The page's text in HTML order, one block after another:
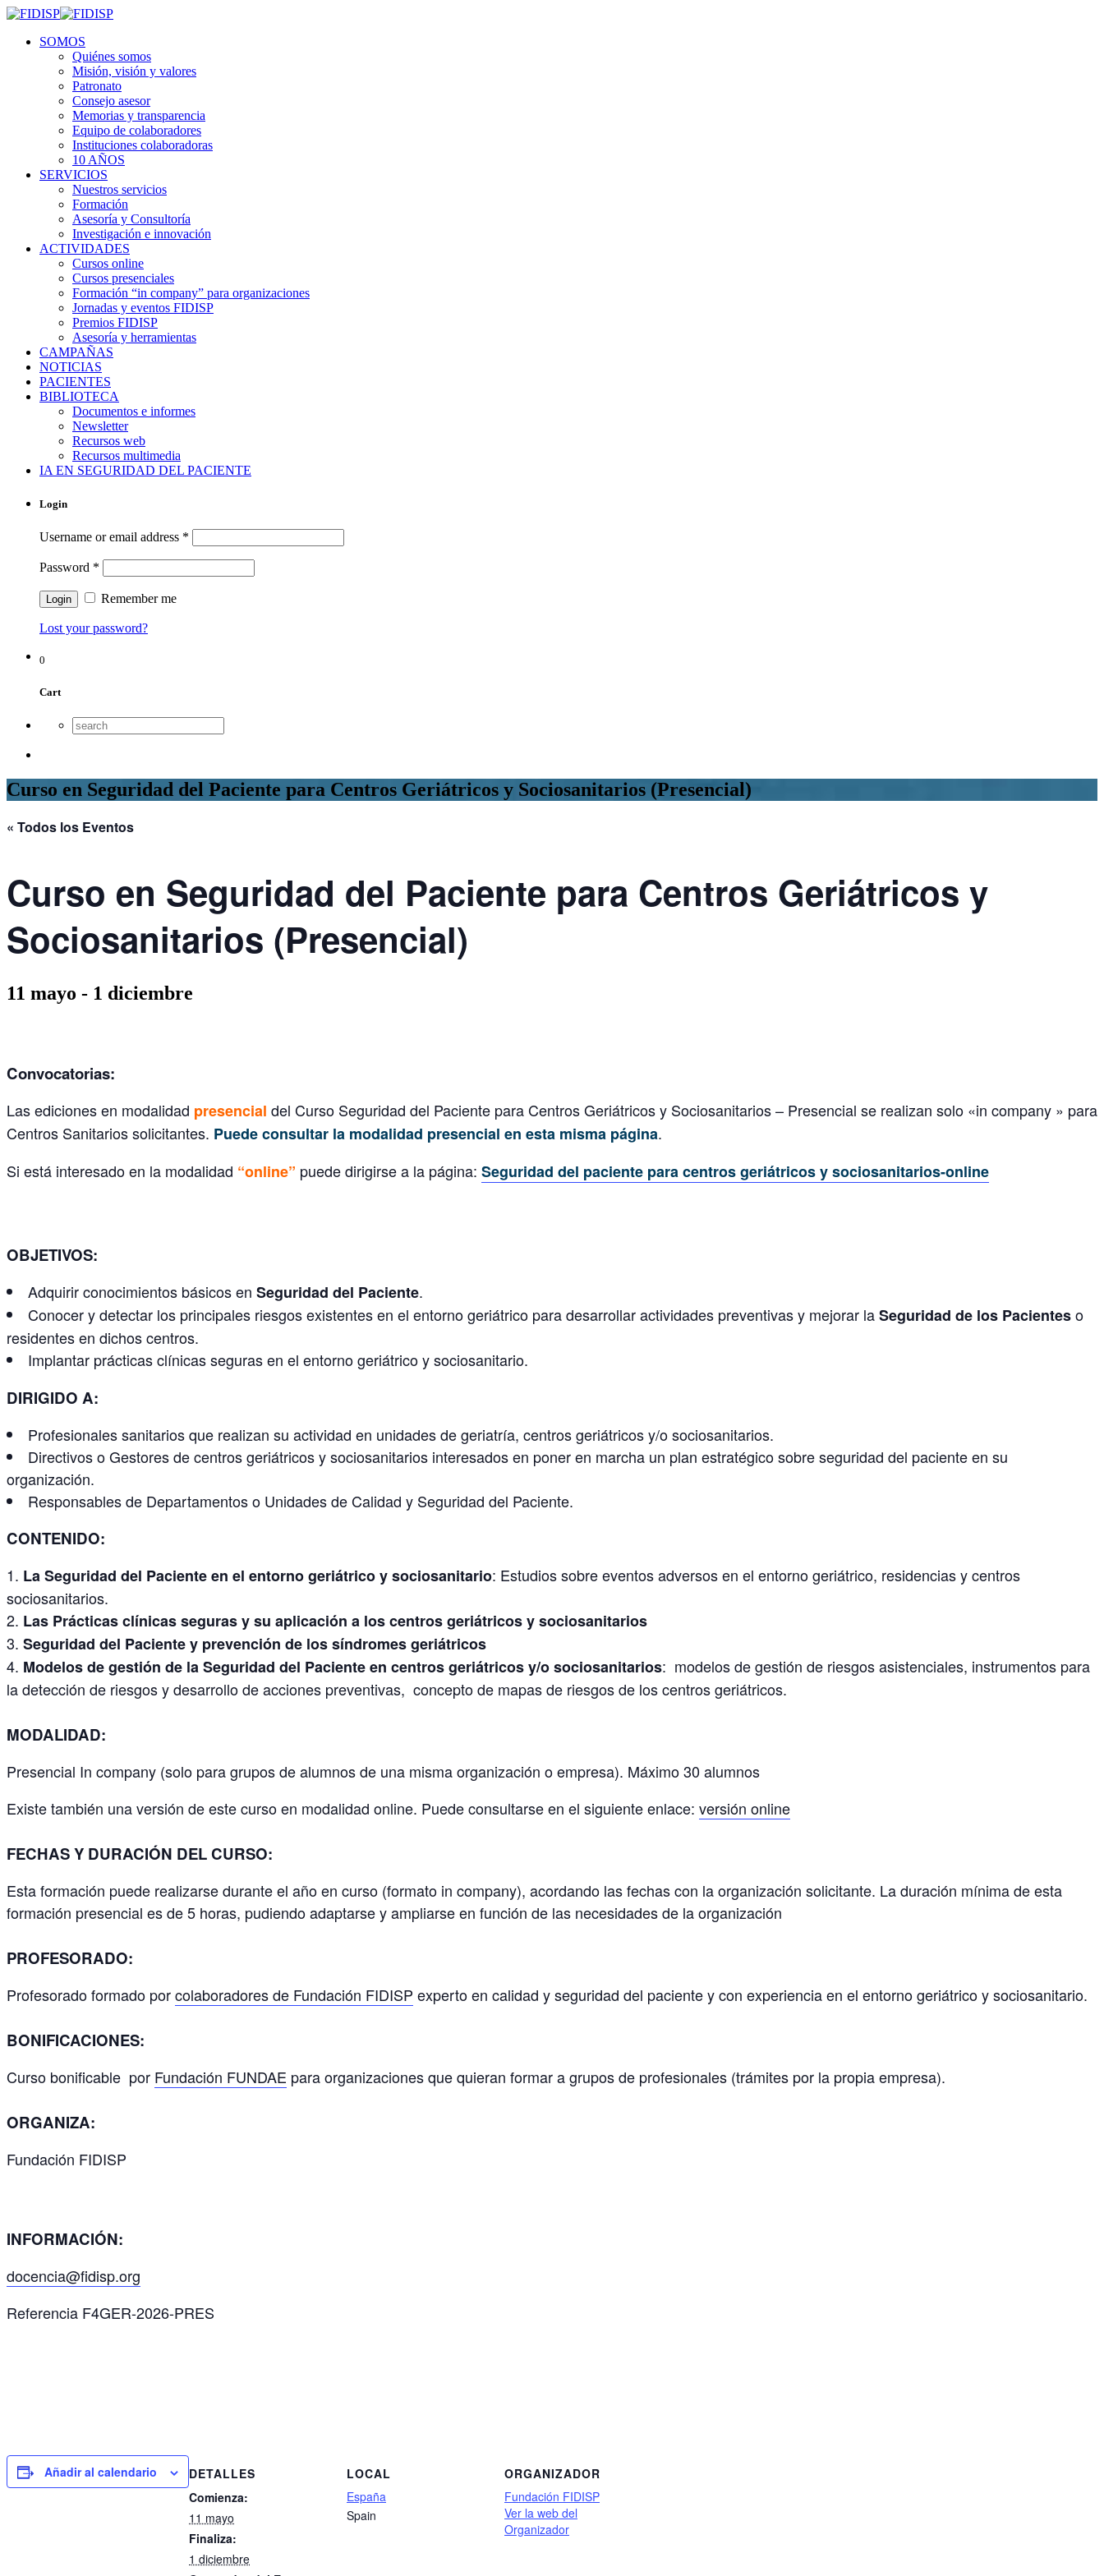
SOMOS
Quiénes somos
Misión, visión y valores
Patronato
Consejo asesor
Memorias y transparencia
Equipo de colaboradores
Instituciones colaboradoras
10 AÑOS
SERVICIOS
Nuestros servicios
Formación
Asesoría y Consultoría
Investigación e innovación
ACTIVIDADES
Cursos online
Cursos presenciales
Formación “in company” para organizaciones
Jornadas y eventos FIDISP
Premios FIDISP
Asesoría y herramientas
CAMPAÑAS
NOTICIAS
PACIENTES
BIBLIOTECA
Documentos e informes
Newsletter
Recursos web
Recursos multimedia
IA EN SEGURIDAD DEL PACIENTE
Login
Username or email address *
Password *
Remember me
Lost your password?
0
Cart
Curso en Seguridad del Paciente para Centros Geriátricos y Sociosanitarios (Presencial)
« Todos los Eventos
Curso en Seguridad del Paciente para Centros Geriátricos y
Sociosanitarios (Presencial)
11 mayo - 1 diciembre
Convocatorias:
Las ediciones en modalidad presencial del Curso Seguridad del Paciente para Centros Geriátricos y Sociosanitarios – Presencial se realizan solo «in company » para
Centros Sanitarios solicitantes. Puede consultar la modalidad presencial en esta misma página.
Si está interesado en la modalidad “online” puede dirigirse a la página: Seguridad del paciente para centros geriátricos y sociosanitarios-online
OBJETIVOS:
Adquirir conocimientos básicos en Seguridad del Paciente.
Conocer y detectar los principales riesgos existentes en el entorno geriátrico para desarrollar actividades preventivas y mejorar laSeguridad de los Pacienteso
residentes en dichos centros.
Implantar prácticas clínicas seguras en el entorno geriátrico y sociosanitario.
DIRIGIDO A:
Profesionales sanitarios que realizan su actividad en unidades de geriatría, centros geriátricos y/o sociosanitarios.
Directivos o Gestores de centros geriátricos y sociosanitarios interesados en poner en marcha un plan estratégico sobre seguridad del paciente en su
organización.
Responsables de Departamentos o Unidades de Calidad y Seguridad del Paciente.
CONTENIDO:
La Seguridad del Paciente en el entorno geriátrico y sociosanitario: Estudios sobre eventos adversos en el entorno geriátrico, residencias y centros
sociosanitarios.
Las Prácticas clínicas seguras y su aplicación a los centros geriátricos y sociosanitarios
Seguridad del Paciente y prevención de los síndromes geriátricos
Modelos de gestión de la Seguridad del Paciente en centros geriátricos y/o sociosanitarios: modelos de gestión de riesgos asistenciales, instrumentos para
la detección de riesgos y desarrollo de acciones preventivas, concepto de mapas de riesgos de los centros geriátricos.
MODALIDAD:
Presencial In company (solo para grupos de alumnos de una misma organización o empresa). Máximo 30 alumnos
Existe también una versión de este curso en modalidad online. Puede consultarse en el siguiente enlace: versión online
FECHAS Y DURACIÓN DEL CURSO:
Esta formación puede realizarse durante el año en curso (formato in company), acordando las fechas con la organización solicitante. La duración mínima de esta
formación presencial es de 5 horas, pudiendo adaptarse y ampliarse en función de las necesidades de la organización
PROFESORADO:
Profesorado formado porcolaboradores de Fundación FIDISP experto en calidad y seguridad del paciente y con experiencia en el entorno geriátrico y sociosanitario.
BONIFICACIONES:
Curso bonificable por Fundación FUNDAE para organizaciones que quieran formar a grupos de profesionales (trámites por la propia empresa).
ORGANIZA:
Fundación FIDISP
INFORMACIÓN:
docencia@fidisp.org
Referencia F4GER-2026-PRES
Añadir al calendario
DETALLES
Comienza:
11 mayo
Finaliza:
1 diciembre
LOCAL
España
Spain
ORGANIZADOR
Fundación FIDISP
Ver la web del
Organizador